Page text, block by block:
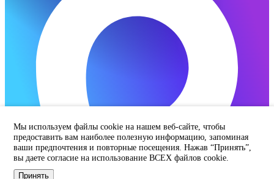
Мы используем файлы cookie на нашем веб-сайте, чтобы
предоставить вам наиболее полезную информацию, запоминая
ваши предпочтения и повторные посещения. Нажав “Принять”,
вы даете согласие на использование ВСЕХ файлов cookie.
Принять